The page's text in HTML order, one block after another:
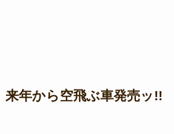
来年から空飛ぶ車発売ッ!!